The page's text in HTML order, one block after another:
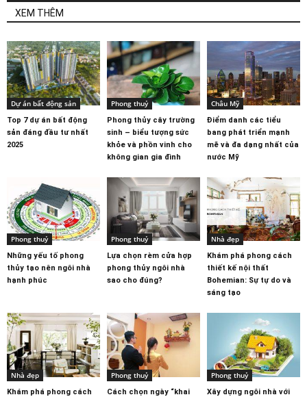
XEM THÊM
Dự án bất động sản
Top 7 dự án bất động
sản đáng đầu tư nhất
2025
Phong thuỷ
Phong thủy cây trường
sinh – biểu tượng sức
khỏe và phồn vinh cho
không gian gia đình
Châu Mỹ
Điểm danh các tiểu
bang phát triển mạnh
mẽ và đa dạng nhất của
nước Mỹ
Phong thuỷ
Những yếu tố phong
thủy tạo nên ngôi nhà
hạnh phúc
Phong thuỷ
Lựa chọn rèm cửa hợp
phong thủy ngôi nhà
sao cho đúng?
Nhà đẹp
Khám phá phong cách
thiết kế nội thất
Bohemian: Sự tự do và
sáng tạo
Nhà đẹp
Khám phá phong cách
Phong thuỷ
Cách chọn ngày “khai
Phong thuỷ
Xây dựng ngôi nhà với